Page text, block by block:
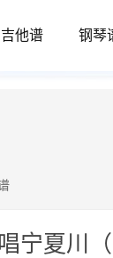
吉他谱 钢琴
唱宁夏川